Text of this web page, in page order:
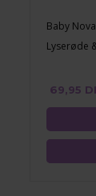
Baby
Lyserøde
69,95